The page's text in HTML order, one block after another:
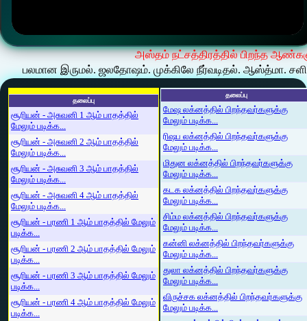
அஸ்தம் நட்சத்திரத்தில் பிறந்த
பலமான இருமல். ஜலதோஷம். முக்கிலே நீர்வடிதல். ஆஸ்த்மா.
தலைப்பு
சூரியன் - அசுவனி 1 ஆம் பாதத்தில்
மேலும் படிக்க...
சூரியன் - அசுவனி 2 ஆம் பாதத்தில்
மேலும் படிக்க...
சூரியன் - அசுவனி 3 ஆம் பாதத்தில்
மேலும் படிக்க...
சூரியன் - அசுவனி 4 ஆம் பாதத்தில்
மேலும் படிக்க...
சூரியன் - பரணி 1 ஆம் பாதத்தில் மேலும்
படிக்க...
சூரியன் - பரணி 2 ஆம் பாதத்தில் மேலும்
படிக்க...
சூரியன் - பரணி 3 ஆம் பாதத்தில் மேலும்
படிக்க...
சூரியன் - பரணி 4 ஆம் பாதத்தில் மேலும்
படிக்க...
தலைப்பு
மேஷ லக்னத்தில் பிறந்தவர்களுக்கு
மேலும் படிக்க...
ரிஷப லக்னத்தில் பிறந்தவர்களுக்கு
மேலும் படிக்க...
மிதுன லக்னத்தில் பிறந்தவர்களுக்கு
மேலும் படிக்க...
கடக லக்னத்தில் பிறந்தவர்களுக்கு
மேலும் படிக்க...
சிம்ம லக்னத்தில் பிறந்தவர்களுக்கு
மேலும் படிக்க...
கன்னி லக்னத்தில் பிறந்தவர்களுக்கு
மேலும் படிக்க...
துலா லக்னத்தில் பிறந்தவர்களுக்கு
மேலும் படிக்க...
விருச்சக லக்னத்தில் பிறந்தவர்களுக்கு
மேலும் படிக்க...